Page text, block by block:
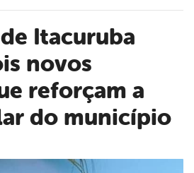
novos
reforçam a
do município